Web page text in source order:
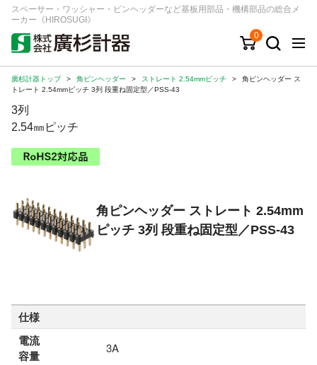
スペーサー・ワッシャー・ピンヘッダーなど基板用部品・機構部品の総合メ
ーカー《HIROSUGI》
0
キーワード 品番/シリーズ
商品カテゴリから探す
ジャンルから探す
シリーズから探す
ログイン
注文・見積りについて
会社情報
廣杉計器トップ > 角ピンヘッダー > ストレート 2.54mmピッチ >
角ピンヘッダー ス
トレート 2.54mmピッチ 3列 段重ね固定型／PSS-43
3列
2.54㎜ピッチ
角ピンヘッダー ストレート 2.54mm
ピッチ 3列 段重ね固定型／PSS-43
仕様
電流
容量
3A